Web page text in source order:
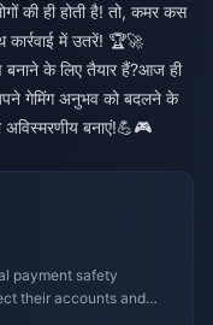
की ही होती है! तो, कमर कस
में उतरें! 🏆🚀
के लिए तैयार हैं?आज ही
गेमिंग अनुभव को बदलने के
बनाएं!💪🎮
payment safety
their accounts and